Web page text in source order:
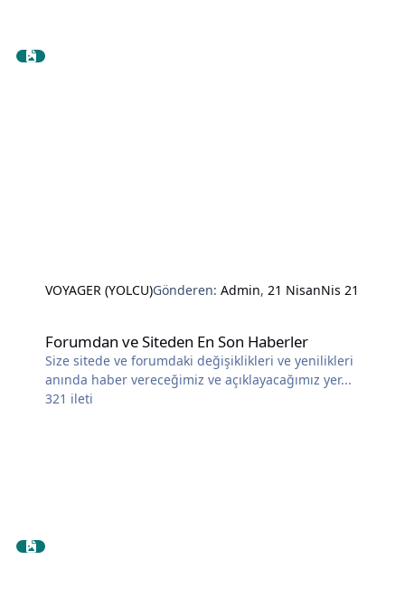
VOYAGER (YOLCU)Gönderen:Admin,21 NisanNis 21
Forumdan ve Siteden En Son Haberler
Size sitede ve forumdaki değişiklikleri ve yenilikleri
anında haber vereceğimiz ve açıklayacağımız yer...
321 ileti